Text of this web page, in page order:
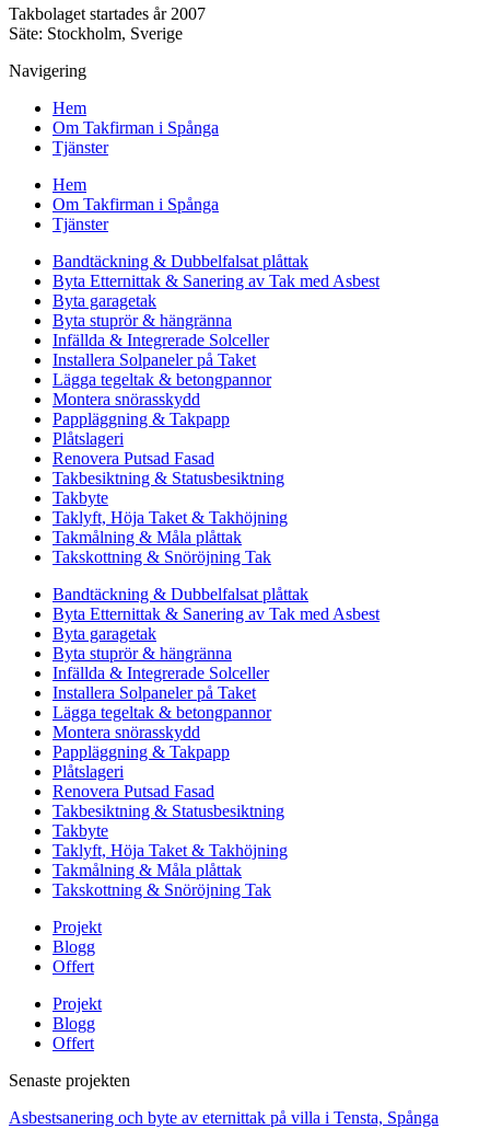
Takbolaget startades år 2007
Säte: Stockholm, Sverige
Navigering
Hem
Om Takfirman i Spånga
Tjänster
Hem
Om Takfirman i Spånga
Tjänster
Bandtäckning & Dubbelfalsat plåttak
Byta Etternittak & Sanering av Tak med Asbest
Byta garagetak
Byta stuprör & hängränna
Infällda & Integrerade Solceller
Installera Solpaneler på Taket
Lägga tegeltak & betongpannor
Montera snörasskydd
Pappläggning & Takpapp
Plåtslageri
Renovera Putsad Fasad
Takbesiktning & Statusbesiktning
Takbyte
Taklyft, Höja Taket & Takhöjning
Takmålning & Måla plåttak
Takskottning & Snöröjning Tak
Bandtäckning & Dubbelfalsat plåttak
Byta Etternittak & Sanering av Tak med Asbest
Byta garagetak
Byta stuprör & hängränna
Infällda & Integrerade Solceller
Installera Solpaneler på Taket
Lägga tegeltak & betongpannor
Montera snörasskydd
Pappläggning & Takpapp
Plåtslageri
Renovera Putsad Fasad
Takbesiktning & Statusbesiktning
Takbyte
Taklyft, Höja Taket & Takhöjning
Takmålning & Måla plåttak
Takskottning & Snöröjning Tak
Projekt
Blogg
Offert
Projekt
Blogg
Offert
Senaste projekten
Asbestsanering och byte av eternittak på villa i Tensta, Spånga